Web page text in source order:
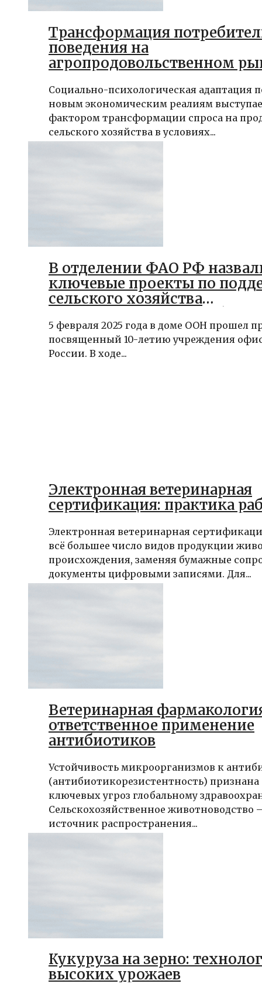
Трансформация
поведения на
агропродовольственном
социально-
детерминанты и
стратегии
Социально-психологическая адаптация
новым экономическим реалиям
фактором трансформации спроса на
сельского хозяйства в условиях...
В отделении ФАО РФ
ключевые проекты по
сельского хозяйства
5 февраля 2025 года в доме ООН прошел
посвященный 10-летию учреждения
России. В ходе...
Электронная ветеринарная
сертификация: практика
Электронная ветеринарная
всё большее число видов продукции
происхождения, заменяя бумажные
документы цифровыми записями. Для...
Ветеринарная
ответственное применение
антибиотиков
Устойчивость микроорганизмов к
(антибиотикорезистентность) признана
ключевых угроз глобальному
Сельскохозяйственное
источник распространения...
Кукуруза на зерно:
высоких урожаев